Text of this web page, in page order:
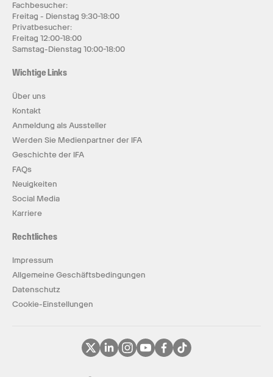
Fachbesucher:
Freitag - Dienstag 9:30-18:00
Privatbesucher:
Freitag 12:00-18:00
Samstag-Dienstag 10:00-18:00
Wichtige Links
Über uns
Kontakt
Anmeldung als Aussteller
Werden Sie Medienpartner der IFA
Geschichte der IFA
FAQs
Neuigkeiten
Social Media
Karriere
Rechtliches
Impressum
Allgemeine Geschäftsbedingungen
Datenschutz
Cookie-Einstellungen